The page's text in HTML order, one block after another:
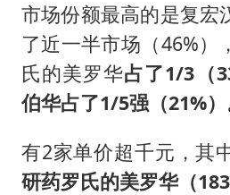
市场份额最高的是复宏
了近一半市场（46%）
氏的美罗华占了1/3（
伯华占了1/5强（21%）
有2家单价超千元，其
研药罗氏的美罗华（